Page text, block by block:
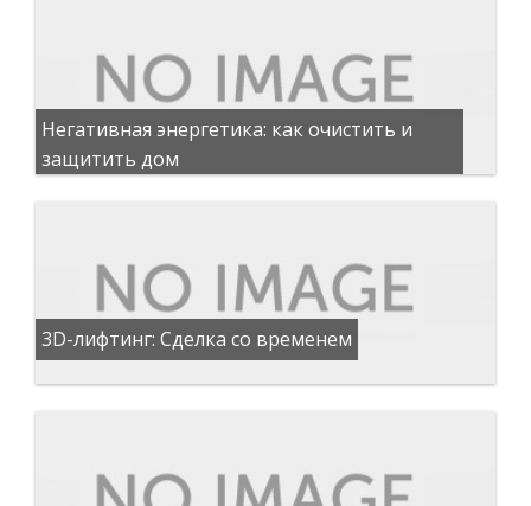
Негативная энергетика: как очистить и
защитить дом
3D-лифтинг: Сделка со временем